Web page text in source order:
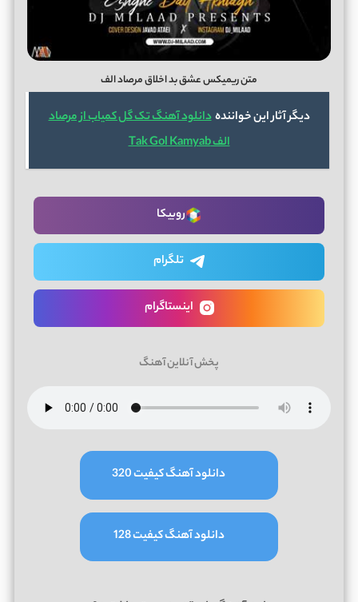
متن ریمیکس عشق بد اخلاق مرصاد الف
دیگر آثار این خوانندهدانلود آهنگ تک گل کمیاب از مرصاد
الف Tak Gol Kamyab
روبیکا
تلگرام
اینستاگرام
پخش آنلاین آهنگ
دانلود آهنگ کیفیت 320
دانلود آهنگ کیفیت 128